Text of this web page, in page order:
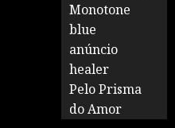
Monotone
blue
anúncio
healer
Pelo Prisma
do Amor